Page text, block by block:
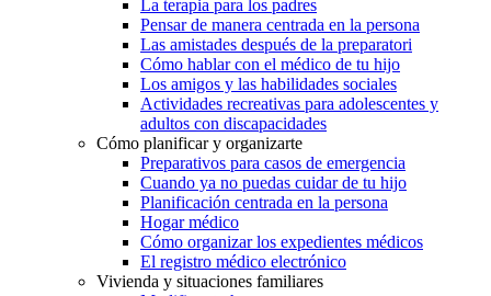
La terapia para los padres
Pensar de manera centrada en la persona
Las amistades después de la preparatori
Cómo hablar con el médico de tu hijo
Los amigos y las habilidades sociales
Actividades recreativas para adolescentes y
adultos con discapacidades
Cómo planificar y organizarte
Preparativos para casos de emergencia
Cuando ya no puedas cuidar de tu hijo
Planificación centrada en la persona
Hogar médico
Cómo organizar los expedientes médicos
El registro médico electrónico
Vivienda y situaciones familiares